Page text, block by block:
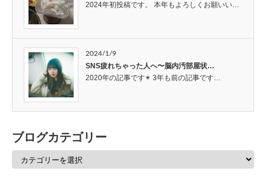
2024年初投稿です。 本年もよろしくお願いい…
2024/1/9
SNS疲れちゃった人へ〜脳内汚部屋状…
2020年の記事です✴︎ 3年も前の記事です…
ブログカテゴリー